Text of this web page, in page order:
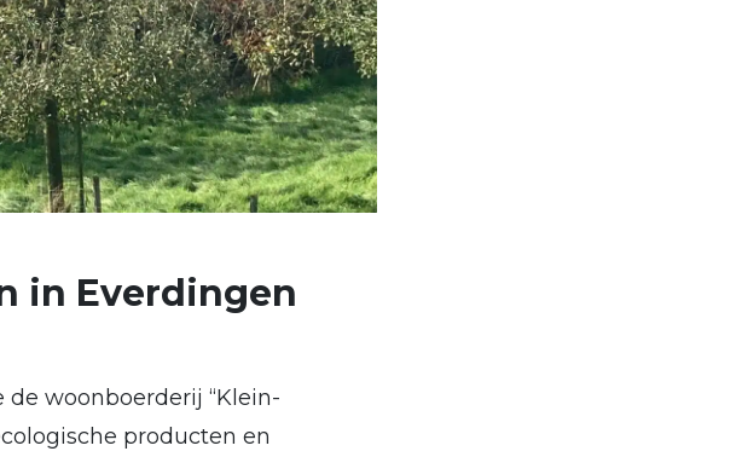
in Everdingen
woonboerderij “Klein-
producten en